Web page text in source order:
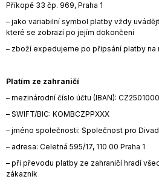
Příkopě 33 čp. 969, Praha 1
– jako variabilní symbol platby vždy
které se zobrazí po jejím dokončení
– zboží expedujeme po připsání platby na
Platím ze zahraničí
– mezinárodní číslo účtu (IBAN):
– SWIFT/BIC: KOMBCZPPXXX
– jméno společnosti: Společnost pro
– adresa: Celetná 595/17, 110 00 Praha 1
– při převodu platby ze zahraničí hradí
zákazník